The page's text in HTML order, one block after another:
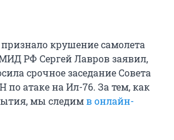
крушение самолета
РФ Сергей Лавров заявил,
срочное заседание Совета
по атаке на Ил-76. За тем, как
мы следимв онлайн-